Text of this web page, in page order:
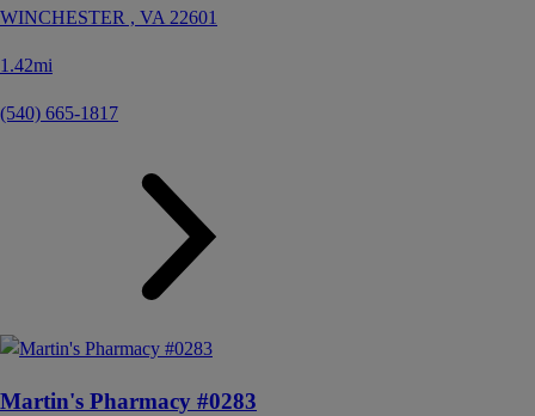
WINCHESTER , VA 22601
1.42mi
(540) 665-1817
Martin's Pharmacy #0283